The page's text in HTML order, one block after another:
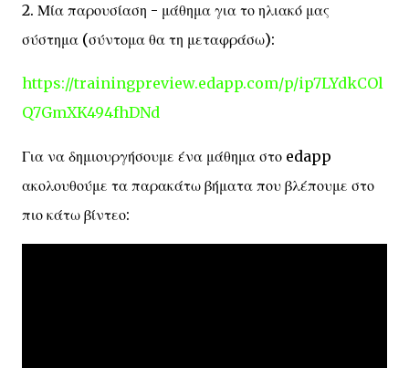
2. Μία παρουσίαση - μάθημα για το ηλιακό μας
σύστημα (σύντομα θα τη μεταφράσω):
https://trainingpreview.edapp.com/p/ip7LYdkCOl
Q7GmXK494fhDNd
Για να δημιουργήσουμε ένα μάθημα στο edapp
ακολουθούμε τα παρακάτω βήματα που βλέπουμε στο
πιο κάτω βίντεο: